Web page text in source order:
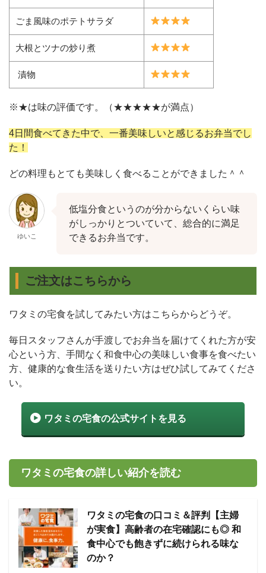
ごま風味のポテトサラダ
大根とツナの炒り煮
漬物
※★は味の評価です。（★★★★★が満点）
4日間食べてきた中で、一番美味しいと感じるお弁当でし
た！
どの料理もとても美味しく食べることができました＾＾
ゆいこ
低塩分食というのが分からないくらい味
がしっかりとついていて、総合的に満足
できるお弁当です。
ご注文はこちらから
ワタミの宅食を試してみたい方はこちらからどうぞ。
毎日スタッフさんが手渡しでお弁当を届けてくれた方が安
心という方、手間なく和食中心の美味しい食事を食べたい
方、健康的な食生活を送りたい方はぜひ試してみてくださ
い。
ワタミの宅食の公式サイトを見る
ワタミの宅食の詳しい紹介を読む
ワタミの宅食の口コミ＆評判【主婦
が実食】高齢者の在宅確認にも◎ 和
食中心でも飽きずに続けられる味な
のか？